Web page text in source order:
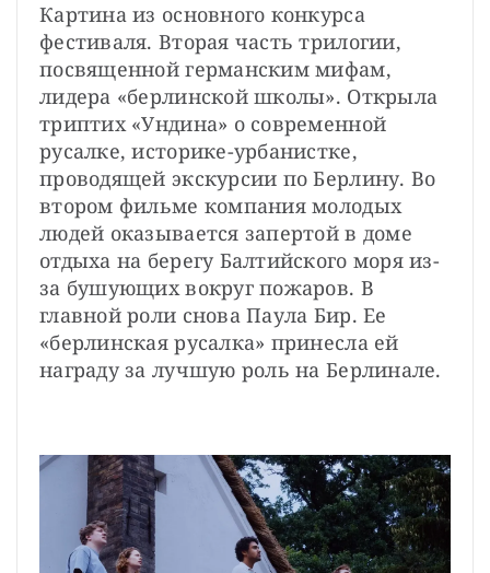
Картина из основного конкурса
фестиваля. Вторая часть трилогии,
посвященной германским мифам,
лидера «берлинской школы». Открыла
триптих «Ундина» о современной
русалке, историке-урбанистке,
проводящей экскурсии по Берлину. Во
втором фильме компания молодых
людей оказывается запертой в доме
отдыха на берегу Балтийского моря из-
за бушующих вокруг пожаров. В
главной роли снова Паула Бир. Ее
«берлинская русалка» принесла ей
награду за лучшую роль на Берлинале.